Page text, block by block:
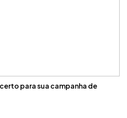
para sua campanha de